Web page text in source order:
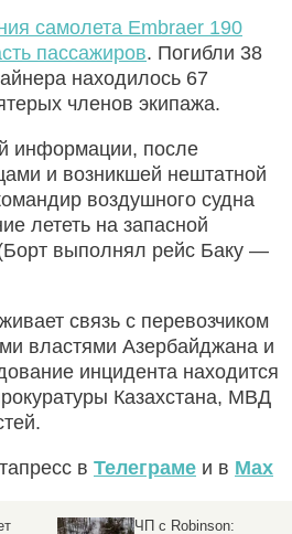
самолета Embraer 190
пассажиров. Погибли 38
находилось 67
членов экипажа.
информации, после
и возникшей нештатной
воздушного судна
лететь на запасной
выполнял рейс Баку —
связь с перевозчиком
властями Азербайджана и
инцидента находится
Казахстана, МВД
в Телеграме и в Max
Легкомоторный